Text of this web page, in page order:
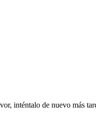
inténtalo de nuevo más